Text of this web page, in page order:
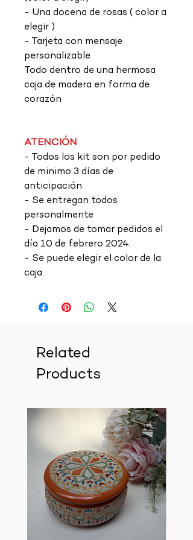
- Una docena de rosas ( color a
elegir ) ​​​​​​​
- Tarjeta con mensaje
personalizable
Todo dentro de una hermosa
caja de madera en forma de
corazón
ATENCIÓN
- Todos los kit son por pedido
de minimo 3 días de
anticipación
- Se entregan todos
personalmente
- Dejamos de tomar pedidos el
día 10 de febrero 2024.
- Se puede elegir el color de la
caja
Related
Products